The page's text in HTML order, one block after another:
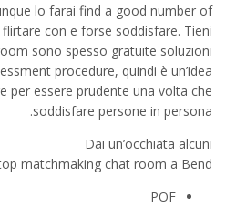
lo farai find a good number of
con e forse soddisfare. Tieni
sono spesso gratuite soluzioni
procedure, quindi è un’idea
per essere prudente una volta che
soddisfare persone in persona.
Dai un’occhiata alcuni
matchmaking chat room a Bend:
POF